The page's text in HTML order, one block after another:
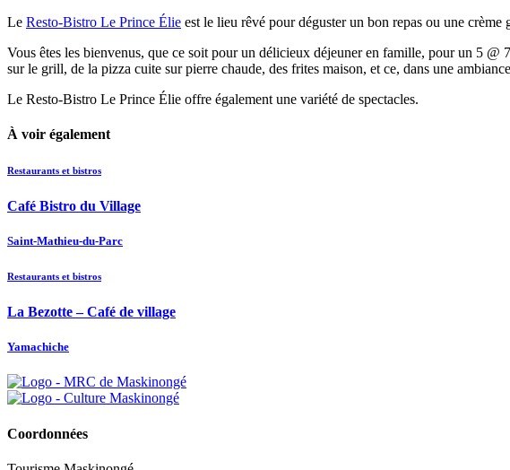
Le Resto-Bistro Le Prince Élie est le lieu rêvé pour déguster un bon repas ou une crème
Vous êtes les bienvenus, que ce soit pour un délicieux déjeuner en famille, pour un 5
sur le grill, de la pizza cuite sur pierre chaude, des frites maison, et ce, dans une
Le Resto-Bistro Le Prince Élie offre également une variété de spectacles.
À voir également
Restaurants et bistros
Café Bistro du Village
Saint-Mathieu-du-Parc
Restaurants et bistros
La Bezotte – Café de village
Yamachiche
Coordonnées